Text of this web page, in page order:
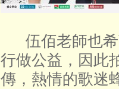
伍佰老師也希
行做公益，因此
傳，熱情的歌迷